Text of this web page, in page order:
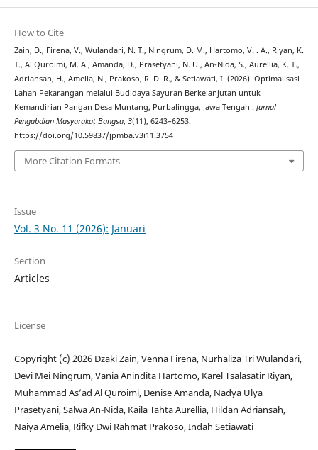
How to Cite
Zain, D., Firena, V., Wulandari, N. T., Ningrum, D. M., Hartomo, V. . A., Riyan, K.
T., Al Quroimi, M. A., Amanda, D., Prasetyani, N. U., An-Nida, S., Aurellia, K. T.,
Adriansah, H., Amelia, N., Prakoso, R. D. R., & Setiawati, I. (2026). Optimalisasi
Lahan Pekarangan melalui Budidaya Sayuran Berkelanjutan untuk
Kemandirian Pangan Desa Muntang, Purbalingga, Jawa Tengah . Jurnal
Pengabdian Masyarakat Bangsa, 3(11), 6243–6253.
https://doi.org/10.59837/jpmba.v3i11.3754
More Citation Formats
Issue
Vol. 3 No. 11 (2026): Januari
Section
Articles
License
Copyright (c) 2026 Dzaki Zain, Venna Firena, Nurhaliza Tri Wulandari,
Devi Mei Ningrum, Vania Anindita Hartomo, Karel Tsalasatir Riyan,
Muhammad As’ad Al Quroimi, Denise Amanda, Nadya Ulya
Prasetyani, Salwa An-Nida, Kaila Tahta Aurellia, Hildan Adriansah,
Naiya Amelia, Rifky Dwi Rahmat Prakoso, Indah Setiawati